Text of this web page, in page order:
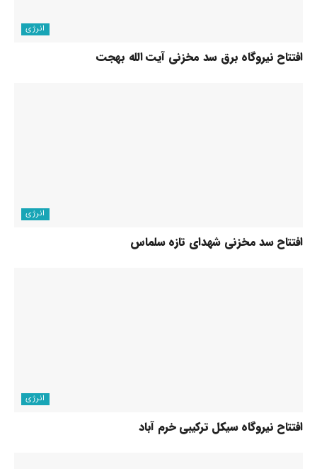
انرژی
افتتاح نیروگاه برق سد مخزنی آیت الله بهجت
انرژی
افتتاح سد مخزنی شهدای تازه سلماس
انرژی
افتتاح نیروگاه سیکل ترکیبی خرم آباد